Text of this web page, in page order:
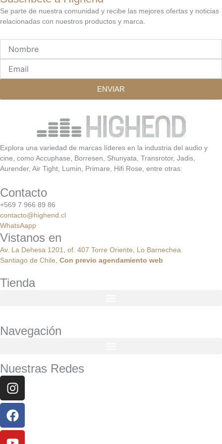
Se parte de nuestra comunidad y recibe las mejores ofertas y noticias
relacionadas con nuestros productos y marca.
ENVIAR
Explora una variedad de marcas líderes en la industria del audio y
cine, como Accuphase, Borresen, Shunyata, Transrotor, Jadis,
Aurender, Air Tight, Lumin, Primare, Hifi Rose, entre otras.
Contacto
+569 7 966 89 86
contacto@highend.cl
WhatsAapp
Vistanos en
Av. La Dehesa 1201, of. 407 Torre Oriente, Lo Barnechea
Santiago de Chile, Con previo agendamiento web
Tienda
Navegación
Nuestras Redes
Instagram
Facebook
Youtube